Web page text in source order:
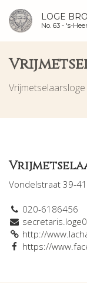
LOGE
No. 63 - 's-
Vondelstraat 39-
020-6186456
http://
https://